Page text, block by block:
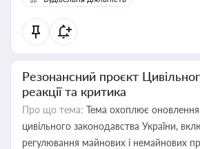
Резонансний проєкт
реакції та критика
Про що тема: Тема охоплює
цивільного законодавства України,
регулювання майнових і немайнових